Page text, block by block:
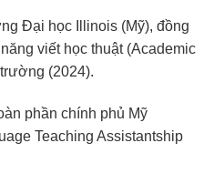
Đại học Illinois (Mỹ), đồng
viết học thuật (Academic
(2024).
phần chính phủ Mỹ
Teaching Assistantship